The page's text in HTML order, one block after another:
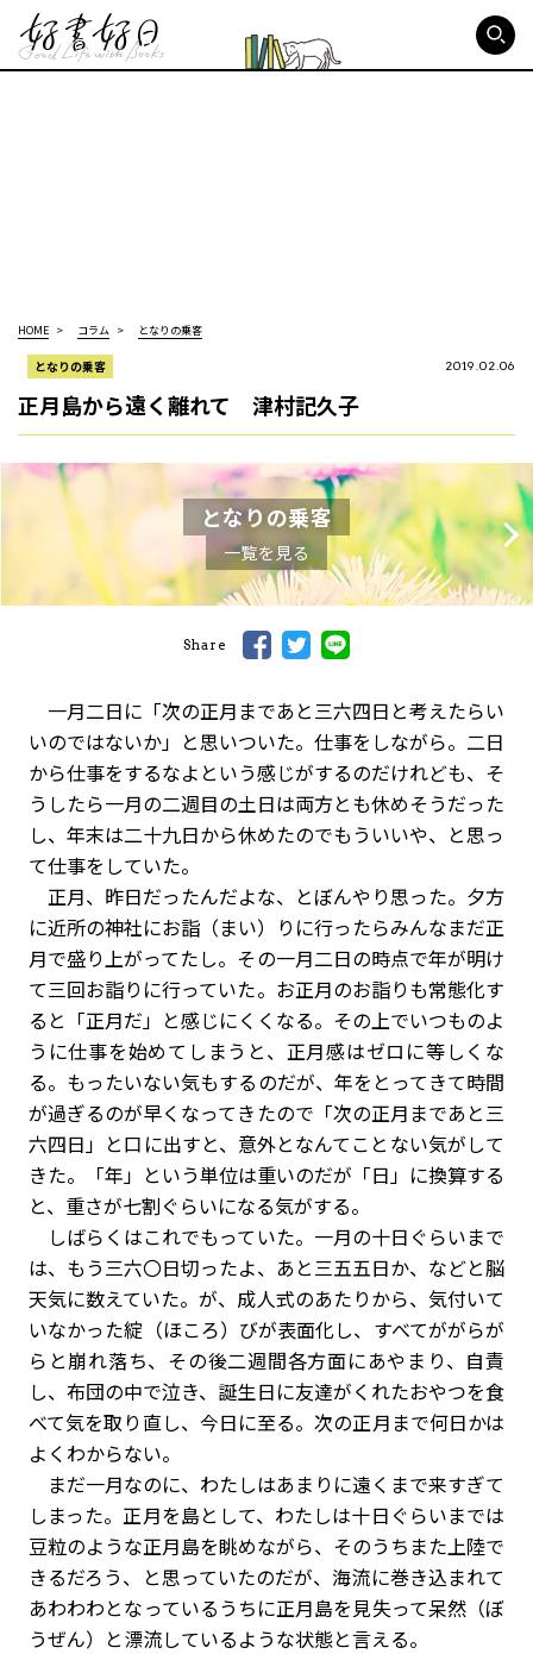
HOME コラム となりの乗客
となりの乗客 2019.02.06
正月島から遠く離れて 津村記久子
となりの乗客
一覧を見る
Share
一月二日に「次の正月まであと三六四日と考えたらい
いのではないか」と思いついた。仕事をしながら。二日
から仕事をするなよという感じがするのだけれども、そ
うしたら一月の二週目の土日は両方とも休めそうだった
し、年末は二十九日から休めたのでもういいや、と思っ
て仕事をしていた。
正月、昨日だったんだよな、とぼんやり思った。夕方
に近所の神社にお詣（まい）りに行ったらみんなまだ正
月で盛り上がってたし。その一月二日の時点で年が明け
て三回お詣りに行っていた。お正月のお詣りも常態化す
ると「正月だ」と感じにくくなる。その上でいつものよ
うに仕事を始めてしまうと、正月感はゼロに等しくな
る。もったいない気もするのだが、年をとってきて時間
が過ぎるのが早くなってきたので「次の正月まであと三
六四日」と口に出すと、意外となんてことない気がして
きた。「年」という単位は重いのだが「日」に換算する
と、重さが七割ぐらいになる気がする。
しばらくはこれでもっていた。一月の十日ぐらいまで
は、もう三六〇日切ったよ、あと三五五日か、などと脳
天気に数えていた。が、成人式のあたりから、気付いて
いなかった綻（ほころ）びが表面化し、すべてががらが
らと崩れ落ち、その後二週間各方面にあやまり、自責
し、布団の中で泣き、誕生日に友達がくれたおやつを食
べて気を取り直し、今日に至る。次の正月まで何日かは
よくわからない。
まだ一月なのに、わたしはあまりに遠くまで来すぎて
しまった。正月を島として、わたしは十日ぐらいまでは
豆粒のような正月島を眺めながら、そのうちまた上陸で
きるだろう、と思っていたのだが、海流に巻き込まれて
あわわわとなっているうちに正月島を見失って呆然（ぼ
うぜん）と漂流しているような状態と言える。